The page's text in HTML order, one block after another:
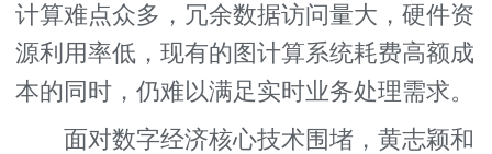
计算难点众多，冗余数据访问量大，硬件资
源利用率低，现有的图计算系统耗费高额成
本的同时，仍难以满足实时业务处理需求。
面对数字经济核心技术围堵，黄志颖和